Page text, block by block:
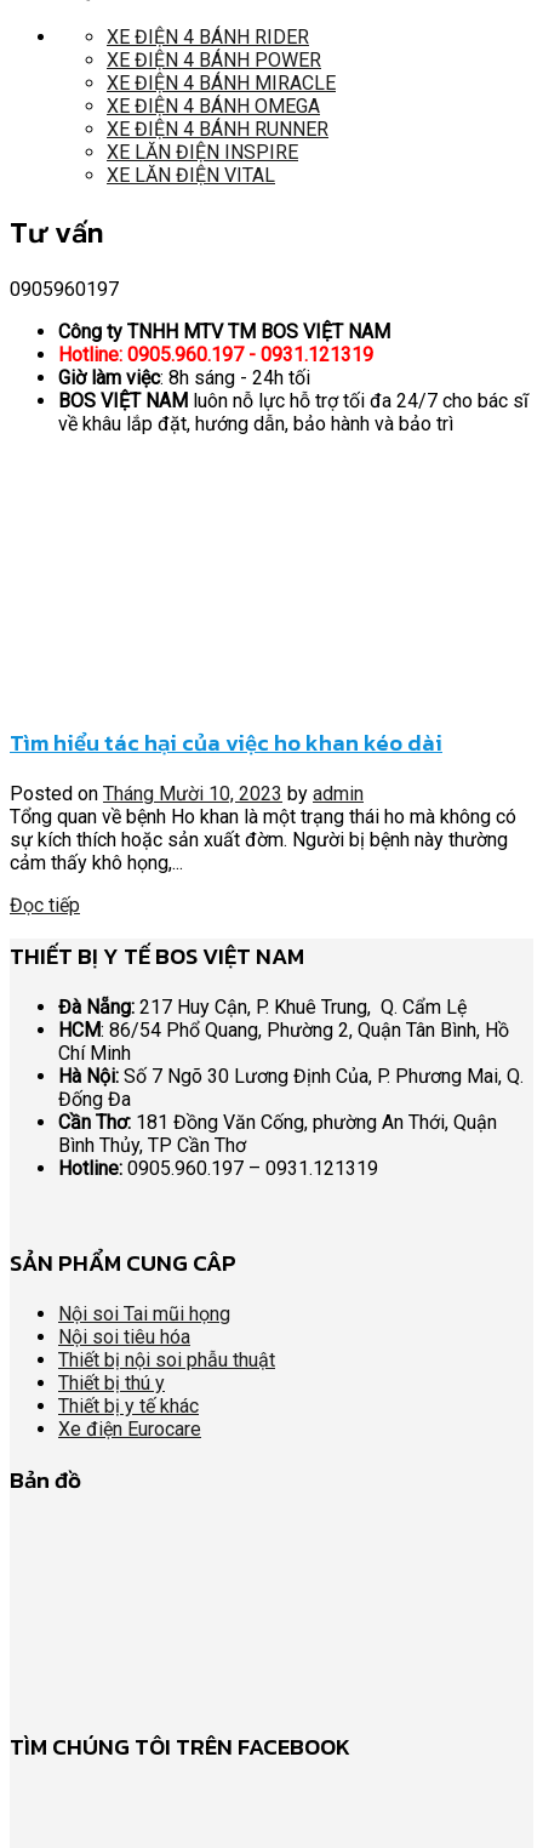
XE ĐIỆN 4 BÁNH RIDER
XE ĐIỆN 4 BÁNH POWER
XE ĐIỆN 4 BÁNH MIRACLE
XE ĐIỆN 4 BÁNH OMEGA
XE ĐIỆN 4 BÁNH RUNNER
XE LĂN ĐIỆN INSPIRE
XE LĂN ĐIỆN VITAL
Tư vấn
0905960197
Công ty TNHH MTV TM BOS VIỆT NAM
Hotline: 0905.960.197 - 0931.121319
Giờ làm việc: 8h sáng - 24h tối
BOS VIỆT NAM luôn nỗ lực hỗ trợ tối đa 24/7 cho bác sĩ
về khâu lắp đặt, hướng dẫn, bảo hành và bảo trì
Tìm hiểu tác hại của việc ho khan kéo dài
Posted on Tháng Mười 10, 2023 by admin
Tổng quan về bệnh Ho khan là một trạng thái ho mà không có
sự kích thích hoặc sản xuất đờm. Người bị bệnh này thường
cảm thấy khô họng,...
Đọc tiếp
THIẾT BỊ Y TẾ BOS VIỆT NAM
Đà Nẵng: 217 Huy Cận, P. Khuê Trung, Q. Cẩm Lệ
HCM: 86/54 Phổ Quang, Phường 2, Quận Tân Bình, Hồ
Chí Minh
Hà Nội: Số 7 Ngõ 30 Lương Định Của, P. Phương Mai, Q.
Đống Đa
Cần Thơ: 181 Đồng Văn Cống, phường An Thới, Quận
Bình Thủy, TP Cần Thơ
Hotline: 0905.960.197 – 0931.121319
SẢN PHẨM CUNG CÂP
Nội soi Tai mũi họng
Nội soi tiêu hóa
Thiết bị nội soi phẫu thuật
Thiết bị thú y
Thiết bị y tế khác
Xe điện Eurocare
Bản đồ
TÌM CHÚNG TÔI TRÊN FACEBOOK